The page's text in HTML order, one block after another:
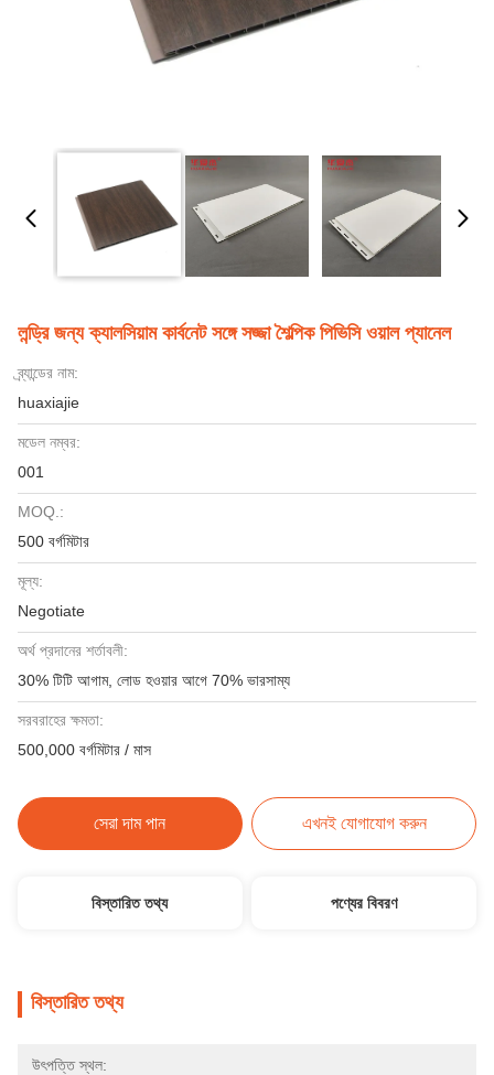
লন্ড্রি জন্য ক্যালসিয়াম কার্বনেট সঙ্গে সজ্জা শৈল্পিক পিভিসি ওয়াল প্যানেল
ব্র্যান্ডের নাম:
huaxiajie
মডেল নম্বর:
001
MOQ.:
500 বর্গমিটার
মূল্য:
Negotiate
অর্থ প্রদানের শর্তাবলী:
30% টিটি আগাম, লোড হওয়ার আগে 70% ভারসাম্য
সরবরাহের ক্ষমতা:
500,000 বর্গমিটার / মাস
সেরা দাম পান এখনই যোগাযোগ করুন
বিস্তারিত তথ্য পণ্যের বিবরণ
বিস্তারিত তথ্য
উৎপত্তি স্থল: